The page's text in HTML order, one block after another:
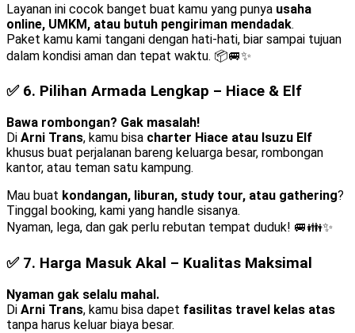
Layanan ini cocok banget buat kamu yang punya usaha
online, UMKM, atau butuh pengiriman mendadak.
Paket kamu kami tangani dengan hati-hati, biar sampai tujuan
dalam kondisi aman dan tepat waktu. 📦🚐✨
✅ 6. Pilihan Armada Lengkap – Hiace & Elf
Bawa rombongan? Gak masalah!
Di Arni Trans, kamu bisa charter Hiace atau Isuzu Elf
khusus buat perjalanan bareng keluarga besar, rombongan
kantor, atau teman satu kampung.
Mau buat kondangan, liburan, study tour, atau gathering?
Tinggal booking, kami yang handle sisanya.
Nyaman, lega, dan gak perlu rebutan tempat duduk! 🚐👪✨
✅ 7. Harga Masuk Akal – Kualitas Maksimal
Nyaman gak selalu mahal.
Di Arni Trans, kamu bisa dapet fasilitas travel kelas atas
tanpa harus keluar biaya besar.